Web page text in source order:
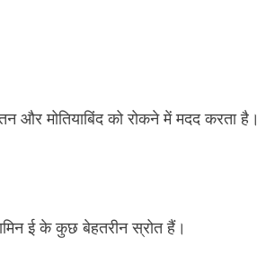
मोतियाबिंद को रोकने में मदद करता है।
ई के कुछ बेहतरीन स्रोत हैं।